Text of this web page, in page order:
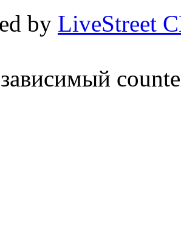
by LiveStreet